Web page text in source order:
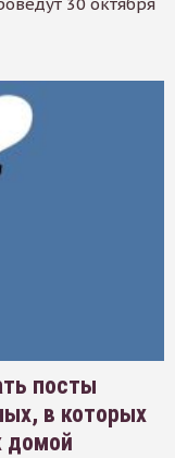
посты
в которых
домой